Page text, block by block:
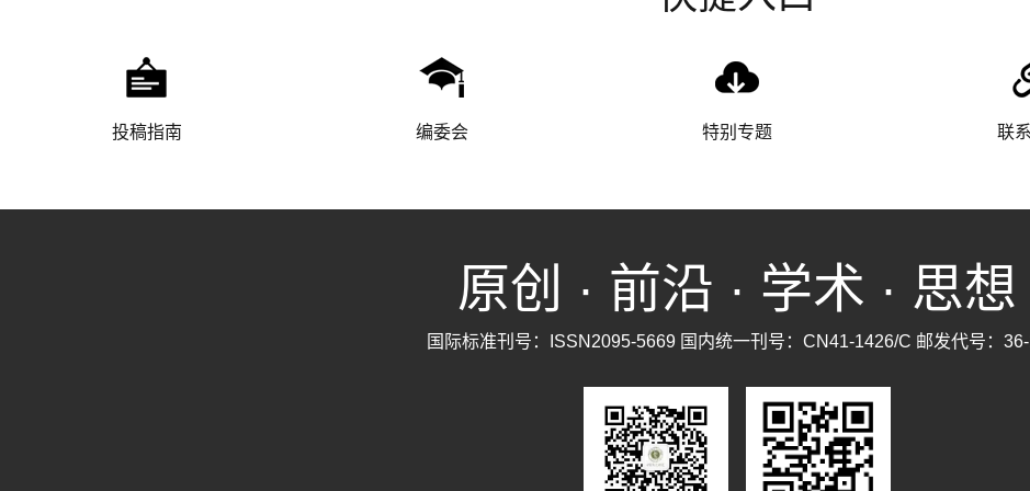
投稿指南 编委会 特别专题 联
原创 · 前沿 · 学术 · 思想
国际标准刊号：ISSN2095-5669 国内统一刊号：CN41-1426/C 邮发代号：